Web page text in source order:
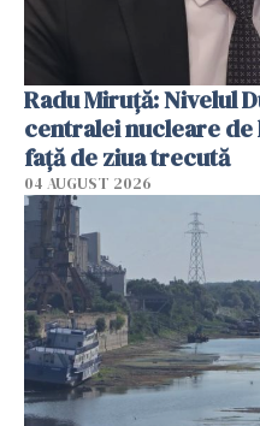
Radu Miruţă: Nivelul
centralei nucleare de
faţă de ziua trecută
04 AUGUST 2026